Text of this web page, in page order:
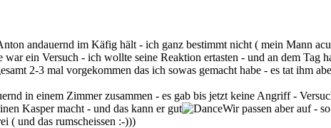
andauernd im Käfig hält - ich ganz bestimmt nicht ( mein Mann
ein Versuch - ich wollte seine Reaktion ertasten - und an dem Tag
2-3 mal vorgekommen das ich sowas gemacht habe - es tat ihm
in einem Zimmer zusammen - es gab bis jetzt keine Angriff -
Kasper macht - und das kann er gut
Wir passen aber auf -
( und das rumscheissen :-)))